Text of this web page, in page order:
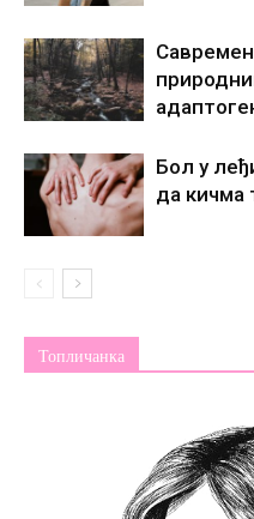
Бол у
да кичма
Топличанка